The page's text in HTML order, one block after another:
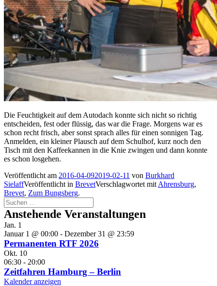
Die Feuchtigkeit auf dem Autodach konnte sich nicht so richtig
entscheiden, fest oder flüssig, das war die Frage. Morgens war es
schon recht frisch, aber sonst sprach alles für einen sonnigen Tag.
Anmelden, ein kleiner Plausch auf dem Schulhof, kurz noch den
Tisch mit den Kaffeekannen in die Knie zwingen und dann konnte
es schon losgehen.
Veröffentlicht am 2016-04-092019-02-11 von Burkhard
SielaffVeröffentlicht in BrevetVerschlagwortet mit Ahrensburg,
Brevet, Zum Bungsberg.
Suchen
nach:
Anstehende Veranstaltungen
Jan. 1
Januar 1 @ 00:00 - Dezember 31 @ 23:59
Permanenten RTF 2026
Okt. 10
06:30 - 20:00
Zeitfahren Hamburg – Berlin
Kalender anzeigen